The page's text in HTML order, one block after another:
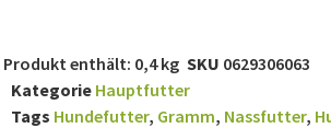
Produkt enthält: 0,4kg SKU 0629306063
Kategorie Hauptfutter
Tags Hundefutter, Gramm, Nassfutter,